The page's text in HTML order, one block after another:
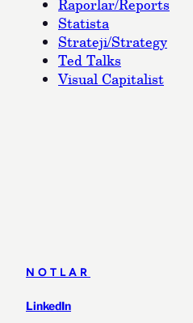
Raporlar/Reports
Statista
Strateji/Strategy
Ted Talks
Visual Capitalist
NOTLAR
LinkedIn